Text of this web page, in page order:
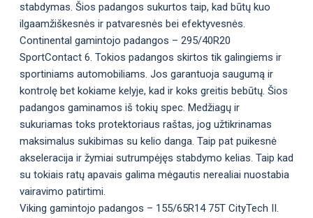
stabdymas. Šios padangos sukurtos taip, kad būtų kuo
ilgaamžiškesnės ir patvaresnės bei efektyvesnės.
Continental gamintojo padangos – 295/40R20
SportContact 6. Tokios padangos skirtos tik galingiems ir
sportiniams automobiliams. Jos garantuoja saugumą ir
kontrolę bet kokiame kelyje, kad ir koks greitis bebūtų. Šios
padangos gaminamos iš tokių spec. Medžiagų ir
sukuriamas toks protektoriaus raštas, jog užtikrinamas
maksimalus sukibimas su kelio danga. Taip pat puikesnė
akseleracija ir žymiai sutrumpėjęs stabdymo kelias. Taip kad
su tokiais ratų apavais galima mėgautis nerealiai nuostabia
vairavimo patirtimi.
Viking gamintojo padangos – 155/65R14 75T CityTech II.